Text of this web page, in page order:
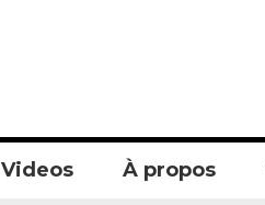
Videos À propos